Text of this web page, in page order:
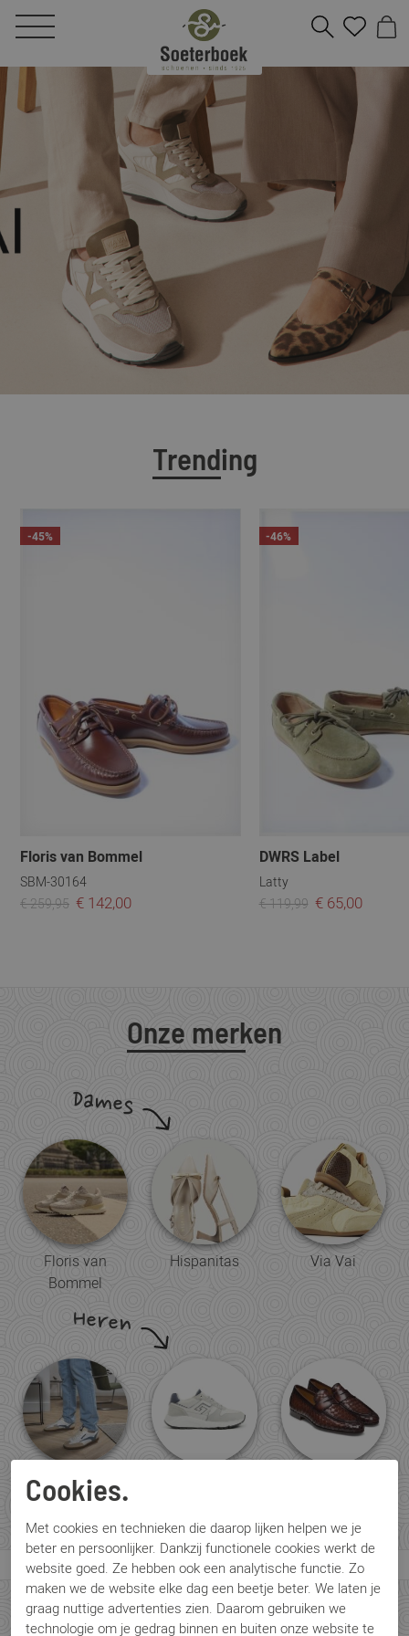
Trending
-45%
Floris van Bommel
SBM-30164
€ 259,95 € 142,00
-46%
DWRS Label
Latty
€ 119,99 € 65,00
Onze merken
Floris van
Bommel
Hispanitas Via Vai
Dames
Floris van
Bommel
Heren
Soeterboek Schoenen
Cookies.
Met cookies en technieken die daarop lijken helpen we je
beter en persoonlijker. Dankzij functionele cookies werkt de
website goed. Ze hebben ook een analytische functie. Zo
maken we de website elke dag een beetje beter. We laten je
graag nuttige advertenties zien. Daarom gebruiken we
technologie om je gedrag binnen en buiten onze website te